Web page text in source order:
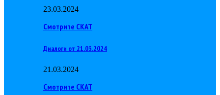
23.03.2024
Смотрите СКАТ
Диалоги от 21.03.2024
21.03.2024
Смотрите СКАТ